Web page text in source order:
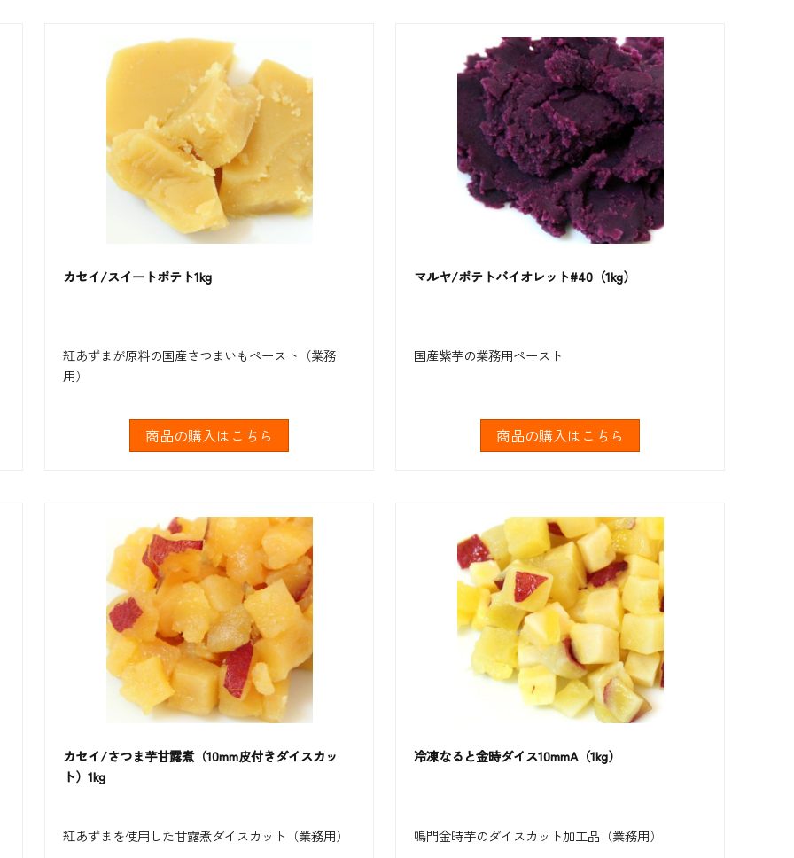
カセイ/スイートポテト1kg
紅あずまが原料の国産さつまいもペースト（業務
用）
商品の購入はこちら
マルヤ/ポテトバイオレット#40（1kg）
国産紫芋の業務用ペースト
商品の購入はこちら
カセイ/さつま芋甘露煮（10mm皮付きダイスカッ
ト）1kg
紅あずまを使用した甘露煮ダイスカット（業務用）
冷凍なると金時ダイス10mmA（1kg）
鳴門金時芋のダイスカット加工品（業務用）